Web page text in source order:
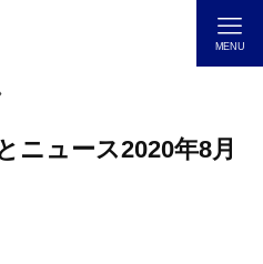
MENU
ニュース2020年8月